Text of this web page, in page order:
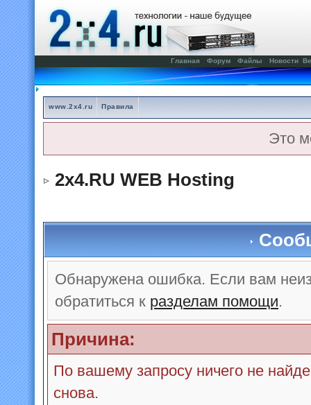
Главная Форум Файлы Новости
www.2x4.ru Правила
Это
2x4.RU WEB Hosting
Обнаружена ошибка. Если вам
обратиться к разделам помощи.
Причина:
По вашему запросу ничего не
снова.